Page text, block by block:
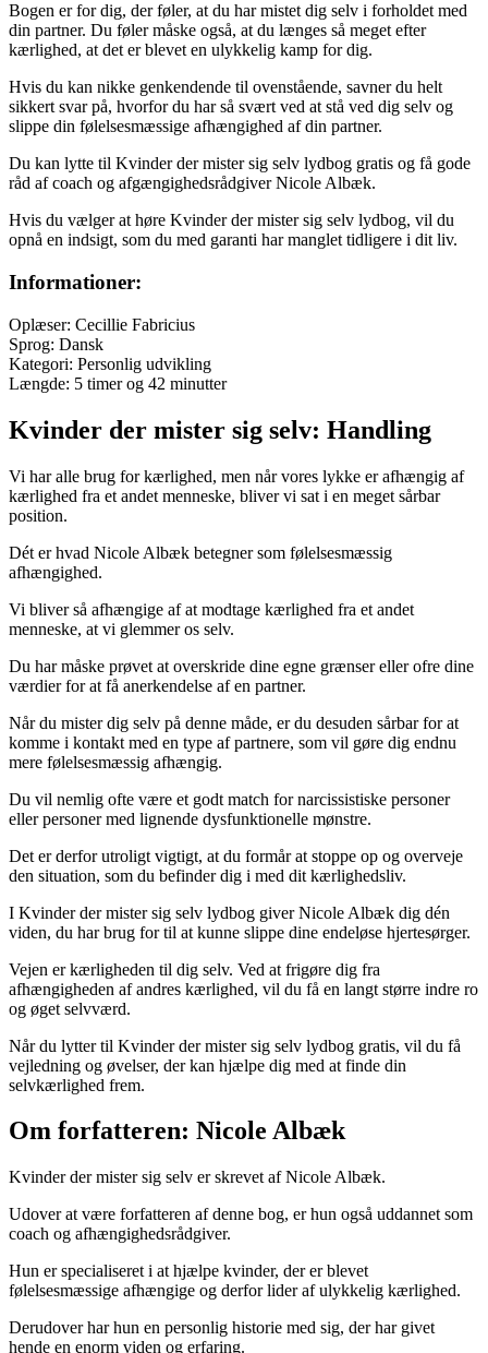
Bogen er for dig, der føler, at du har mistet dig selv i forholdet med
din partner. Du føler måske også, at du længes så meget efter
kærlighed, at det er blevet en ulykkelig kamp for dig.
Hvis du kan nikke genkendende til ovenstående, savner du helt
sikkert svar på, hvorfor du har så svært ved at stå ved dig selv og
slippe din følelsesmæssige afhængighed af din partner.
Du kan lytte til Kvinder der mister sig selv lydbog gratis og få gode
råd af coach og afgængighedsrådgiver Nicole Albæk.
Hvis du vælger at høre Kvinder der mister sig selv lydbog, vil du
opnå en indsigt, som du med garanti har manglet tidligere i dit liv.
Informationer:
Oplæser: Cecillie Fabricius
Sprog: Dansk
Kategori: Personlig udvikling
Længde: 5 timer og 42 minutter
Kvinder der mister sig selv: Handling
Vi har alle brug for kærlighed, men når vores lykke er afhængig af
kærlighed fra et andet menneske, bliver vi sat i en meget sårbar
position.
Dét er hvad Nicole Albæk betegner som følelsesmæssig
afhængighed.
Vi bliver så afhængige af at modtage kærlighed fra et andet
menneske, at vi glemmer os selv.
Du har måske prøvet at overskride dine egne grænser eller ofre dine
værdier for at få anerkendelse af en partner.
Når du mister dig selv på denne måde, er du desuden sårbar for at
komme i kontakt med en type af partnere, som vil gøre dig endnu
mere følelsesmæssig afhængig.
Du vil nemlig ofte være et godt match for narcissistiske personer
eller personer med lignende dysfunktionelle mønstre.
Det er derfor utroligt vigtigt, at du formår at stoppe op og overveje
den situation, som du befinder dig i med dit kærlighedsliv.
I Kvinder der mister sig selv lydbog giver Nicole Albæk dig dén
viden, du har brug for til at kunne slippe dine endeløse hjertesørger.
Vejen er kærligheden til dig selv. Ved at frigøre dig fra
afhængigheden af andres kærlighed, vil du få en langt større indre ro
og øget selvværd.
Når du lytter til Kvinder der mister sig selv lydbog gratis, vil du få
vejledning og øvelser, der kan hjælpe dig med at finde din
selvkærlighed frem.
Om forfatteren: Nicole Albæk
Kvinder der mister sig selv er skrevet af Nicole Albæk.
Udover at være forfatteren af denne bog, er hun også uddannet som
coach og afhængighedsrådgiver.
Hun er specialiseret i at hjælpe kvinder, der er blevet
følelsesmæssige afhængige og derfor lider af ulykkelig kærlighed.
Derudover har hun en personlig historie med sig, der har givet
hende en enorm viden og erfaring.